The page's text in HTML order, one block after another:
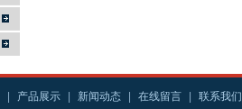
产品展示 新闻动态 在线留言
联系我们